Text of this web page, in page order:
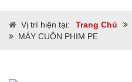
Vị trí hiện tại: Trang Chủ
MÁY CUỘN PHIM PE